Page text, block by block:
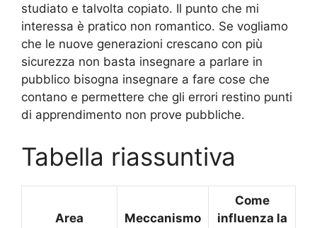
studiato e talvolta copiato. Il punto che mi
interessa è pratico non romantico. Se vogliamo
che le nuove generazioni crescano con più
sicurezza non basta insegnare a parlare in
pubblico bisogna insegnare a fare cose che
contano e permettere che gli errori restino punti
di apprendimento non prove pubbliche.
Tabella riassuntiva
Area Meccanismo
Come
influenza la